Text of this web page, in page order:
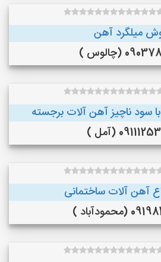
میلگرد آهن
(چالوس )
سود ناچیز آهن آلات برجسته
(آمل )
آهن آلات ساختمانی
)